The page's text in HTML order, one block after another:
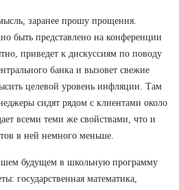
заранее прошу прощения.
быть представлено на конференции
приведет к дискуссиям по поводу
банка и вызовет свежие
целевой уровень инфляции. Там
сидят рядом с клиентами около
всеми теми же свойствами, что и
в ней немного меньше.
будущем в школьную программу
государственная математика,